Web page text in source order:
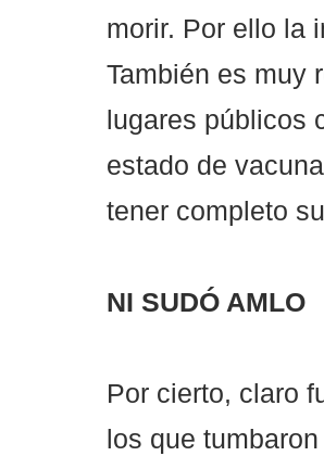
morir. Por ello la
También es muy
lugares públicos
estado de
tener completo
NI SUDÓ AMLO
Por cierto, claro
los que